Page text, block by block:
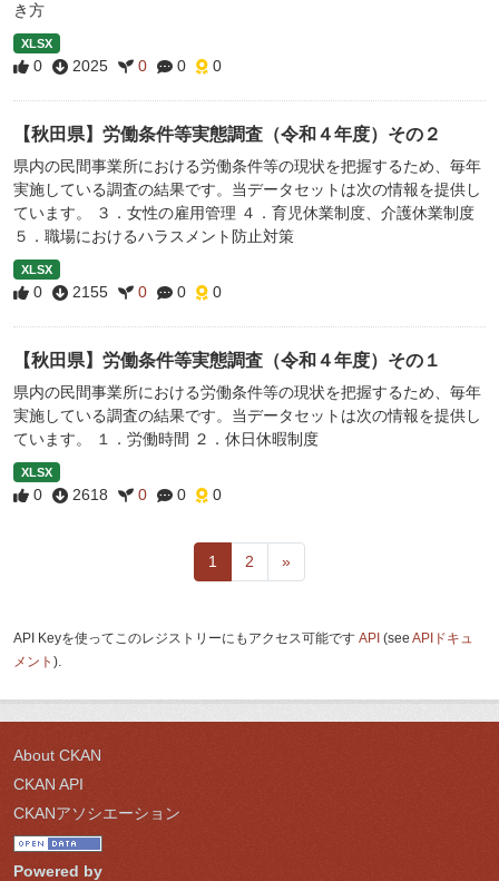
き方
XLSX
0 2025 0 0 0
【秋田県】労働条件等実態調査（令和４年度）その２
県内の民間事業所における労働条件等の現状を把握するため、毎年
実施している調査の結果です。当データセットは次の情報を提供し
ています。 ３．女性の雇用管理 ４．育児休業制度、介護休業制度
５．職場におけるハラスメント防止対策
XLSX
0 2155 0 0 0
【秋田県】労働条件等実態調査（令和４年度）その１
県内の民間事業所における労働条件等の現状を把握するため、毎年
実施している調査の結果です。当データセットは次の情報を提供し
ています。 １．労働時間 ２．休日休暇制度
XLSX
0 2618 0 0 0
1 2 »
API Keyを使ってこのレジストリーにもアクセス可能です API (see APIドキュ
メント ).
About CKAN
CKAN API
CKANアソシエーション
Powered by